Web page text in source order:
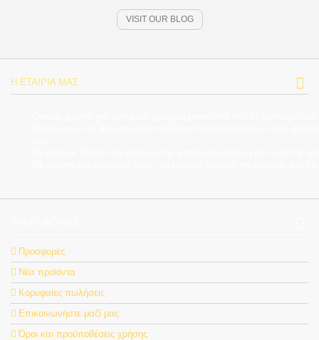
VISIT OUR BLOG
Η ΕΤΑΙΡΊΑ ΜΑΣ
Προσφορές
Νέα προϊόντα
Κορυφαίες πωλήσεις
Επικοινωνήστε μαζί μας
Όροι και προϋποθέσεις χρήσης